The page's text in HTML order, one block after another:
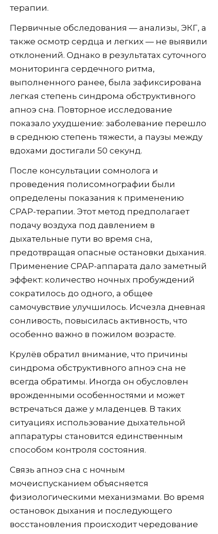
терапии.
Первичные обследования — анализы, ЭКГ, а
также осмотр сердца и легких — не выявили
отклонений. Однако в результатах суточного
мониторинга сердечного ритма,
выполненного ранее, была зафиксирована
легкая степень синдрома обструктивного
апноэ сна. Повторное исследование
показало ухудшение: заболевание перешло
в среднюю степень тяжести, а паузы между
вдохами достигали 50 секунд.
После консультации сомнолога и
проведения полисомнографии были
определены показания к применению
СРАР-терапии. Этот метод предполагает
подачу воздуха под давлением в
дыхательные пути во время сна,
предотвращая опасные остановки дыхания.
Применение СРАР-аппарата дало заметный
эффект: количество ночных пробуждений
сократилось до одного, а общее
самочувствие улучшилось. Исчезла дневная
сонливость, повысилась активность, что
особенно важно в пожилом возрасте.
Крулёв обратил внимание, что причины
синдрома обструктивного апноэ сна не
всегда обратимы. Иногда он обусловлен
врожденными особенностями и может
встречаться даже у младенцев. В таких
ситуациях использование дыхательной
аппаратуры становится единственным
способом контроля состояния.
Связь апноэ сна с ночным
мочеиспусканием объясняется
физиологическими механизмами. Во время
остановок дыхания и последующего
восстановления происходит чередование